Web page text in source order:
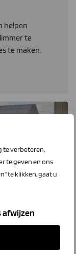
te verbeteren,
te geven en ons
te klikken, gaat u
afwijzen
helpen
te
te maken.